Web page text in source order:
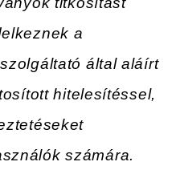
a
által aláírt
hitelesítéssel,
számára.